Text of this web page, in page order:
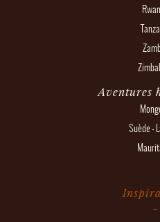
Aventures
Suède -